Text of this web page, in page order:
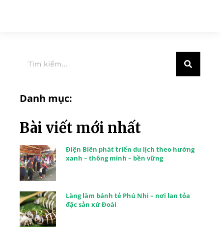
Danh mục:
Bài viết mới nhất
Điện Biên phát triển du lịch theo hướng
xanh – thông minh – bền vững
Làng làm bánh tẻ Phú Nhi – nơi lan tỏa
đặc sản xứ Đoài